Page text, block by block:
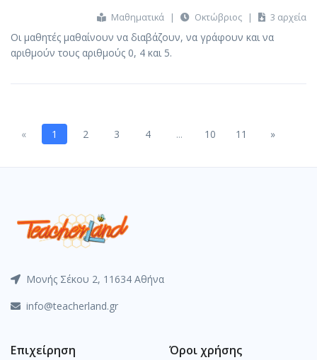
Μαθηματικά | Οκτώβριος | 3 αρχεία
Οι μαθητές μαθαίνουν να διαβάζουν, να γράφουν και να
αριθμούν τους αριθμούς 0, 4 και 5.
«Previous
1 2 3 4 ... 10 11 »Next
Μονής Σέκου 2, 11634 Αθήνα
info@teacherland.gr
Επιχείρηση Όροι χρήσης